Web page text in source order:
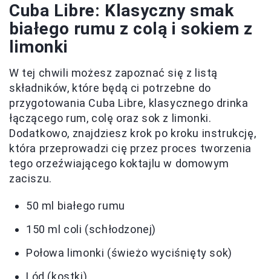
Cuba Libre: Klasyczny smak
białego rumu z colą i sokiem z
limonki
W tej chwili możesz zapoznać się z listą
składników, które będą ci potrzebne do
przygotowania Cuba Libre, klasycznego drinka
łączącego rum, colę oraz sok z limonki.
Dodatkowo, znajdziesz krok po kroku instrukcję,
która przeprowadzi cię przez proces tworzenia
tego orzeźwiającego koktajlu w domowym
zaciszu.
50 ml białego rumu
150 ml coli (schłodzonej)
Połowa limonki (świeżo wyciśnięty sok)
Lód (kostki)